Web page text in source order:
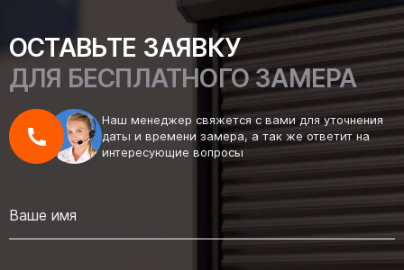
ОСТАВЬТЕ ЗАЯВКУ
ДЛЯ БЕСПЛАТНОГО ЗАМЕРА
Наш менеджер свяжется с вами для уточнения
даты и времени замера, а так же ответит на
интересующие вопросы